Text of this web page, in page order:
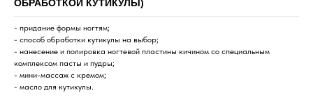
ОБРАБОТКОЙ КУТИКУЛЫ)
- придание формы ногтям;
- способ обработки кутикулы на выбор;
- нанесение и полировка ногтевой пластины кичином со специальным
комплексом пасты и пудры;
- мини-массаж с кремом;
- масло для кутикулы.